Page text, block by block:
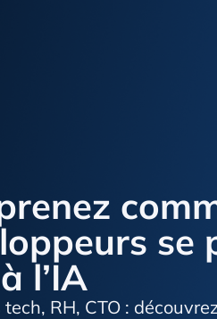
se
l’IA
RH, CTO :